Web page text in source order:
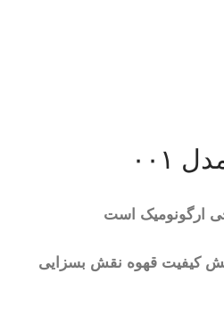
۰۰۱
ارگونومیک است
کیفیت قهوه نقش بسزایی